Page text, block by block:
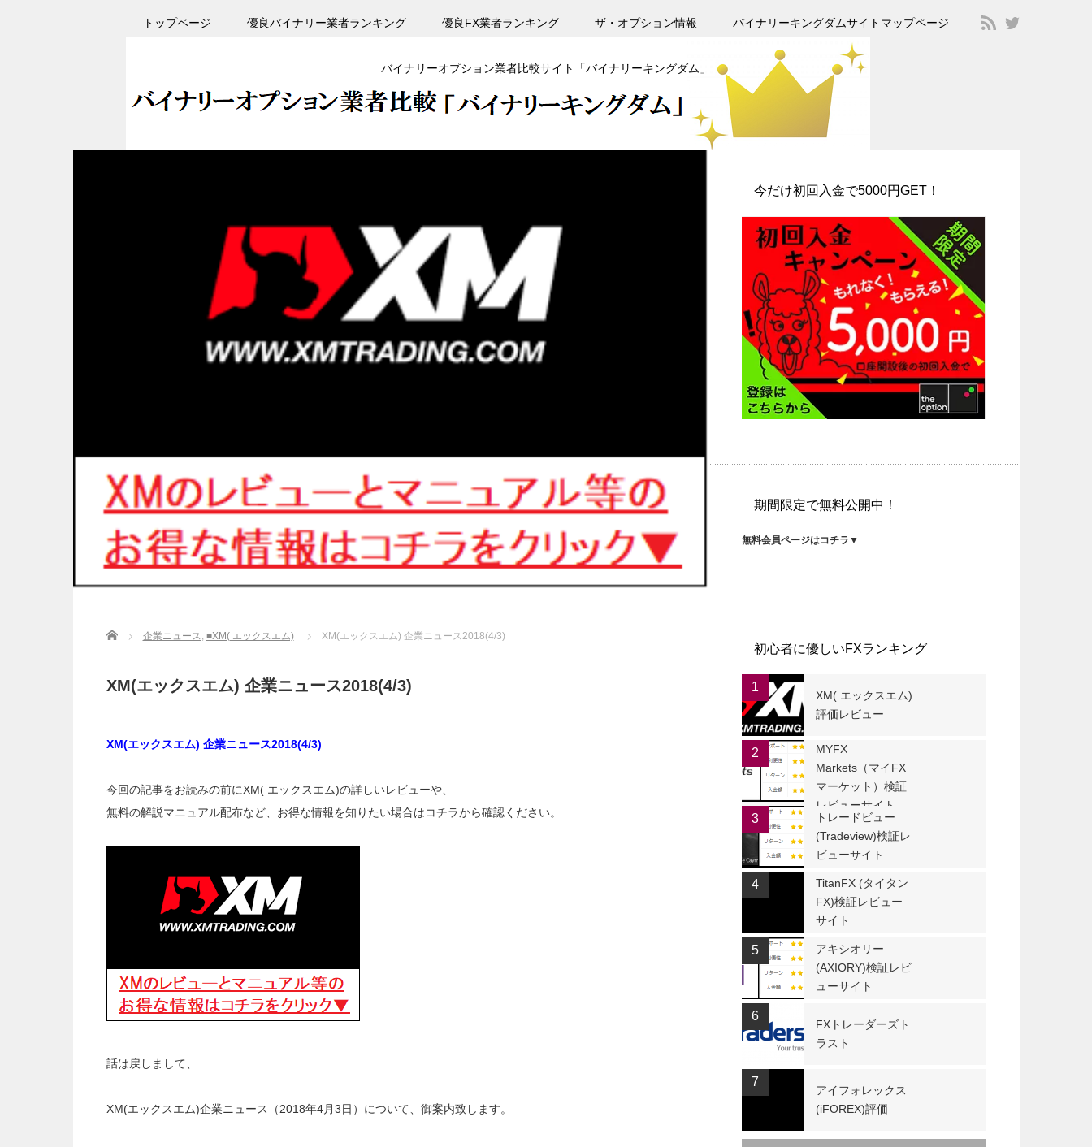
トップページ 優良バイナリー業者ランキング 優良FX業者ランキング ザ・オプション情報 バイナリーキングダムサイトマップページ
バイナリーオプション業者比較サイト「バイナリーキングダム」
Home 企業ニュース ■XM( エックスエム) XM(エックスエム) 企業ニュース2018(4/3)
XM(エックスエム) 企業ニュース2018(4/3)
XM(エックスエム) 企業ニュース2018(4/3)
今回の記事をお読みの前にXM( エックスエム)の詳しいレビューや、
無料の解説マニュアル配布など、お得な情報を知りたい場合はコチラから確認ください。
話は戻しまして、
XM(エックスエム)企業ニュース（2018年4月3日）について、御案内致します。
今だけ初回入金で5000円GET！
期間限定で無料公開中！
無料会員ページはコチラ▼
初心者に優しいFXランキング
1
XM( エックスエム)
評価レビュー
2
MYFX
Markets（マイFX
マーケット）検証
レビューサイト
3
トレードビュー
(Tradeview)検証レ
ビューサイト
4
TitanFX (タイタン
FX)検証レビュー
サイト
5
アキシオリー
(AXIORY)検証レビ
ューサイト
6
FXトレーダーズト
ラスト
7
アイフォレックス
(iFOREX)評価